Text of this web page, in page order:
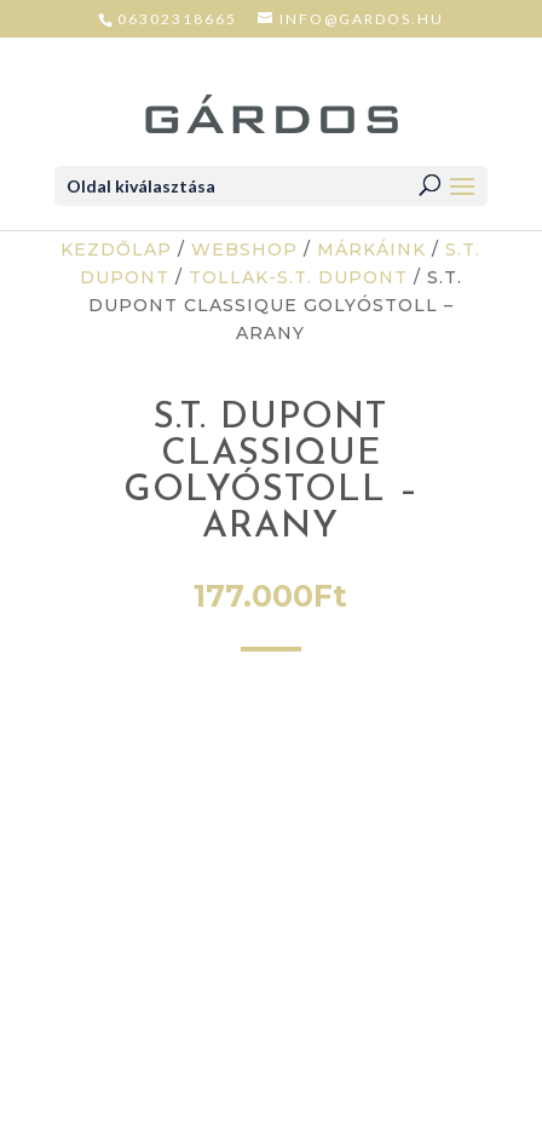
06302318665 INFO@GARDOS.HU
Oldal kiválasztása
KEZDŐLAP /WEBSHOP / MÁRKÁINK /S.T.
DUPONT / TOLLAK-S.T. DUPONT / S.T.
DUPONT CLASSIQUE GOLYÓSTOLL –
ARANY
S.T. DUPONT
CLASSIQUE
GOLYÓSTOLL –
ARANY
177.000Ft